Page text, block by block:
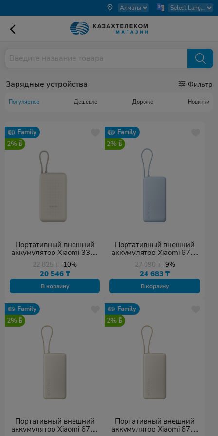
Зарядные устройства Фильтр
Популярное Дешевле Дороже Новинки
Family
2%
Портативный внешний
аккумулятор Xiaomi 33W
Power Bank 20000mAh
(Integrated Cable) Tan GL
22 825₸ -10%
20 546 ₸
В корзину
Family
2%
Портативный внешний
аккумулятор Xiaomi 67W
Power Bank 10000
(Integrated Cable) Ice Blue
27 090₸ -9%
24 683₸
В корзину
Family
2%
Портативный внешний
аккумулятор Xiaomi 67W
Family
2%
Портативный внешний
аккумулятор Xiaomi 67W